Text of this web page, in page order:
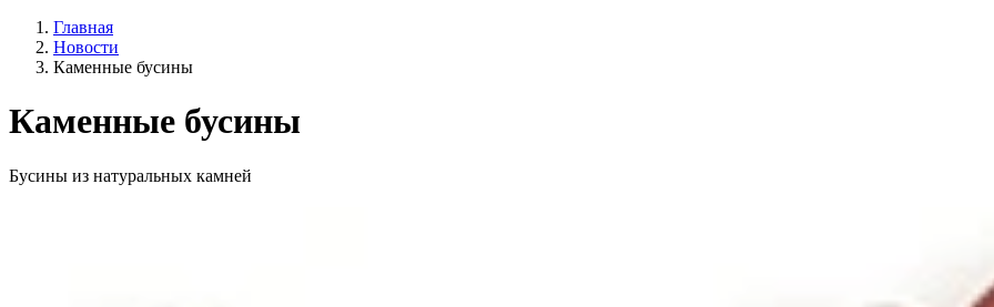
Главная
Новости
Каменные бусины
Каменные бусины
Бусины из натуральных камней